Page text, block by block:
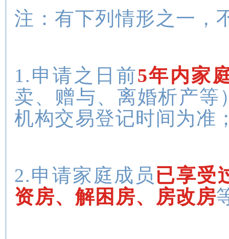
注：有下列情形之一，
1.申请之日前5年内家
卖、赠与、离婚析产等
机构交易登记时间为准
2.申请家庭成员 已享受
资房、解困房、房改房